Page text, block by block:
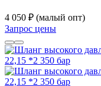
4 050 ₽ (малый опт)
Запрос цены